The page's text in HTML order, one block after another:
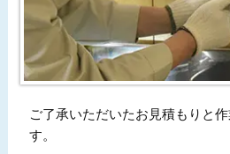
ご了承いただいたお見積もりと
す。